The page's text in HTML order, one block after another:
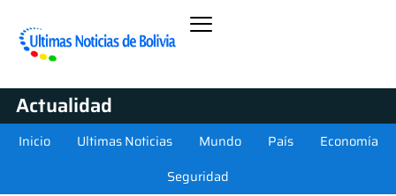
Actualidad
Inicio Ultimas Noticias Mundo País
Economía
Seguridad